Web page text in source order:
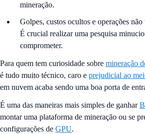
mineração.
Golpes, custos ocultos e operações
É crucial realizar uma pesquisa
comprometer.
Para quem tem curiosidade sobre mineração
é tudo muito técnico, caro e prejudicial ao
em nuvem acaba sendo uma boa porta de
É uma das maneiras mais simples de ganhar
montar uma plataforma de mineração ou se
configurações de GPU.